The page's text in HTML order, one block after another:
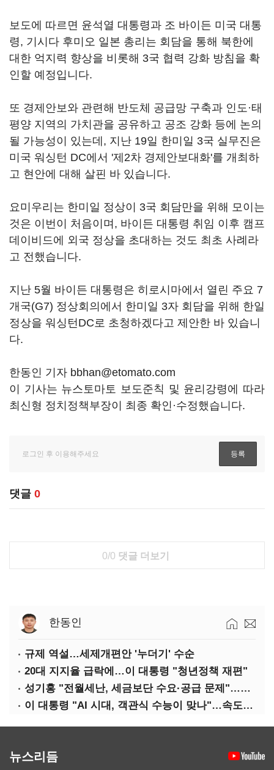
보도에 따르면 윤석열 대통령과 조 바이든 미국 대통
령, 기시다 후미오 일본 총리는 회담을 통해 북한에
대한 억지력 향상을 비롯해 3국 협력 강화 방침을 확
인할 예정입니다.
또 경제안보와 관련해 반도체 공급망 구축과 인도·태
평양 지역의 가치관을 공유하고 공조 강화 등에 논의
될 가능성이 있는데, 지난 19일 한미일 3국 실무진은
미국 워싱턴 DC에서 '제2차 경제안보대화'를 개최하
고 현안에 대해 살핀 바 있습니다.
요미우리는 한미일 정상이 3국 회담만을 위해 모이는
것은 이번이 처음이며, 바이든 대통령 취임 이후 캠프
데이비드에 외국 정상을 초대하는 것도 최초 사례라
고 전했습니다.
지난 5월 바이든 대통령은 히로시마에서 열린 주요 7
개국(G7) 정상회의에서 한미일 3자 회담을 위해 한일
정상을 워싱턴DC로 초청하겠다고 제안한 바 있습니
다.
한동인 기자 bbhan@etomato.com
이 기사는 뉴스토마토 보도준칙 및 윤리강령에 따라
최신형 정치정책부장이 최종 확인·수정했습니다.
댓글 0
0/0 댓글 더보기
한동인
규제 역설…세제개편안 '누더기' 수순
20대 지지율 급락에…이 대통령 "청년정책 재편"
성기홍 "전월세난, 세금보단 수요·공급 문제"…닥공 시사
이 대통령 "AI 시대, 객관식 수능이 맞나"…속도전 '경계'
뉴스리듬